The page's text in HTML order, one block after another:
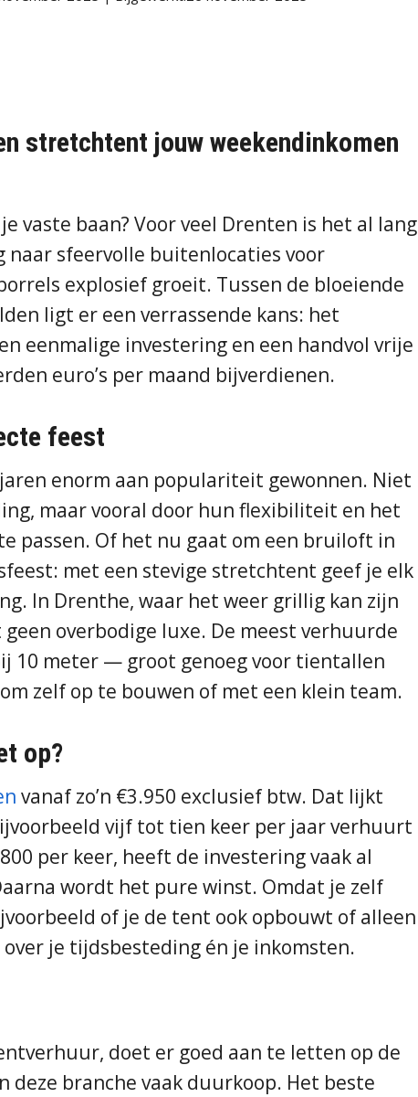
stretchtent jouw weekendinkomen
vaste baan? Voor veel Drenten is het al lang
naar sfeervolle buitenlocaties voor
explosief groeit. Tussen de bloeiende
ligt er een verrassende kans: het
eenmalige investering en een handvol vrije
euro’s per maand bijverdienen.
feest
enorm aan populariteit gewonnen. Niet
maar vooral door hun flexibiliteit en het
passen. Of het nu gaat om een bruiloft in
met een stevige stretchtent geef je elk
In Drenthe, waar het weer grillig kan zijn
overbodige luxe. De meest verhuurde
10 meter — groot genoeg voor tientallen
zelf op te bouwen of met een klein team.
op?
vanaf zo’n €3.950 exclusief btw. Dat lijkt
vijf tot tien keer per jaar verhuurt
per keer, heeft de investering vaak al
wordt het pure winst. Omdat je zelf
of je de tent ook opbouwt of alleen
je tijdsbesteding én je inkomsten.
doet er goed aan te letten op de
deze branche vaak duurkoop. Het beste